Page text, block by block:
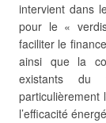
intervient dans
pour le «
faciliter le
ainsi que la
existants du
particulièrement
l’efficacité